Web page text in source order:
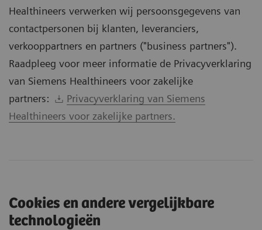
Healthineers verwerken wij persoonsgegevens van
contactpersonen bij klanten, leveranciers,
verkooppartners en partners ("business partners").
Raadpleeg voor meer informatie de Privacyverklaring
van Siemens Healthineers voor zakelijke
partners:
Privacyverklaring van Siemens
Healthineers voor zakelijke partners.
Cookies en andere vergelijkbare
technologieën